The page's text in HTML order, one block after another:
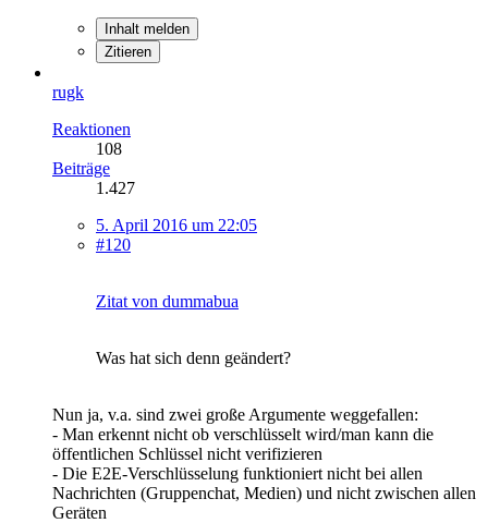
Inhalt melden
Zitieren
rugk
Reaktionen
108
Beiträge
1.427
5. April 2016 um 22:05
#120
Zitat von dummabua
Was hat sich denn geändert?
Nun ja, v.a. sind zwei große Argumente weggefallen:
- Man erkennt nicht ob verschlüsselt wird/man kann die
öffentlichen Schlüssel nicht verifizieren
- Die E2E-Verschlüsselung funktioniert nicht bei allen
Nachrichten (Gruppenchat, Medien) und nicht zwischen allen
Geräten